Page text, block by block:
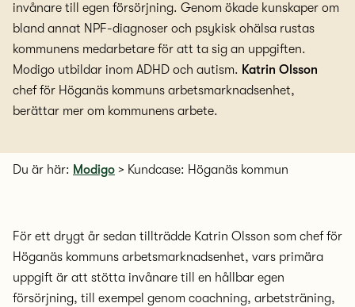
invånare till egen försörjning. Genom ökade kunskaper om
bland annat NPF-diagnoser och psykisk ohälsa rustas
kommunens medarbetare för att ta sig an uppgiften.
Modigo utbildar inom ADHD och autism. Katrin Olsson
chef för Höganäs kommuns arbetsmarknadsenhet,
berättar mer om kommunens arbete.
Du är här: Modigo > Kundcase: Höganäs kommun
För ett drygt år sedan tillträdde Katrin Olsson som chef för
Höganäs kommuns arbetsmarknadsenhet, vars primära
uppgift är att stötta invånare till en hållbar egen
försörjning, till exempel genom coachning, arbetsträning,